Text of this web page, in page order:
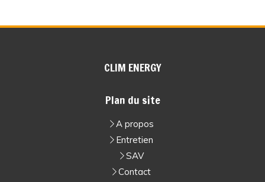
CLIM ENERGY
Plan du site
A propos
Entretien
SAV
Contact